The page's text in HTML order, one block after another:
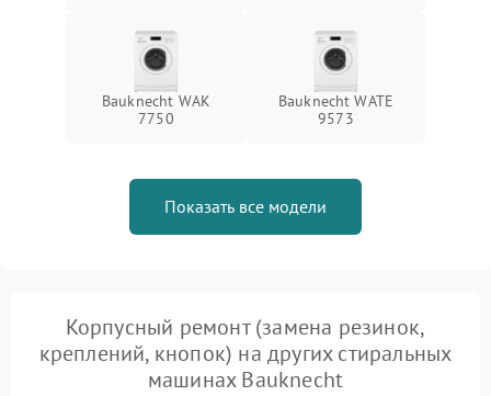
Bauknecht WAK
7750
Bauknecht WATE
9573
Показать все модели
Корпусный ремонт (замена резинок,
креплений, кнопок) на других стиральных
машинах Bauknecht